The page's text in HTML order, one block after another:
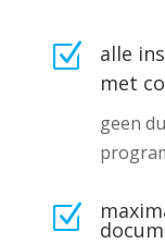
Z
alle
met
geen
Z